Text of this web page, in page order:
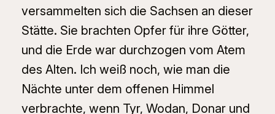
versammelten sich die Sachsen an dieser
Stätte. Sie brachten Opfer für ihre Götter,
und die Erde war durchzogen vom Atem
des Alten. Ich weiß noch, wie man die
Nächte unter dem offenen Himmel
verbrachte, wenn Tyr, Wodan, Donar und